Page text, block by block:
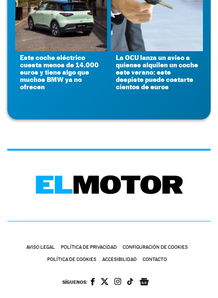
Este coche eléctrico
cuesta menos de 14.000
euros y tiene algo que
muchos BMW ya no
ofrecen
La OCU lanza un aviso a
quienes alquilen un coche
este verano: este
despiste puede costarte
cientos de euros
AVISO LEGAL POLÍTICA DE PRIVACIDAD CONFIGURACIÓN DE COOKIES
POLÍTICA DE COOKIES ACCESIBILIDAD CONTACTO
SÍGUENOS: